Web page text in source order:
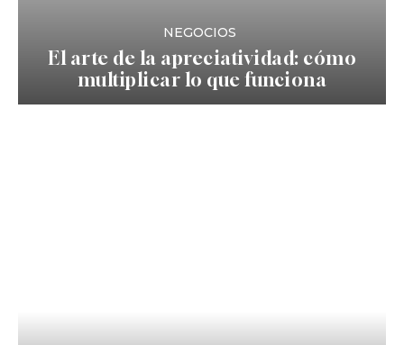
NEGOCIOS
El arte de la apreciatividad: cómo
multiplicar lo que funciona